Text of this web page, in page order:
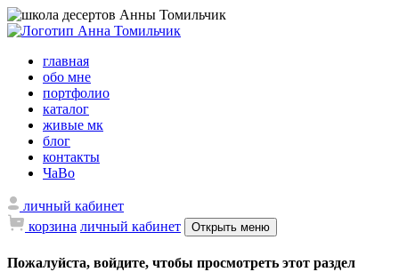
главная
обо мне
портфолио
каталог
живые мк
блог
контакты
ЧаВо
личный кабинет
корзина личный кабинет Открыть меню
Пожалуйста, войдите, чтобы просмотреть этот раздел